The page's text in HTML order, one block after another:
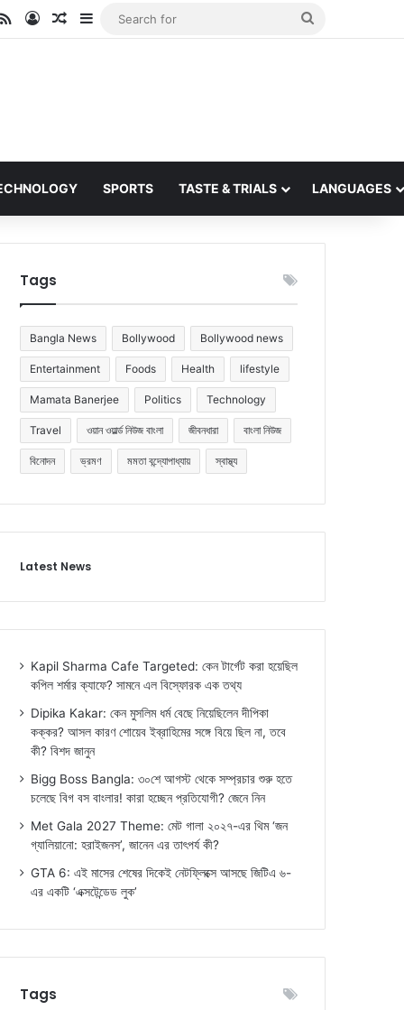
RSS Log InRandom Article
Sidebar
SPORTS TASTE & TRIALS LANGUAGES
Tags
Bangla News Bollywood Bollywood news
Entertainment Foods Health lifestyle
Mamata Banerjee Politics Technology
Travel ওয়ান ওয়ার্ল্ড নিউজ বাংলা জীবনধারা বাংলা নিউজ
বিনোদন ভ্রমণ মমতা বন্দ্যোপাধ্যায় স্বাস্থ্য
Latest News
Kapil Sharma Cafe Targeted: কেন টার্গেট করা হয়েছিল
কপিল শর্মার ক্যাফে? সামনে এল বিস্ফোরক এক তথ্য
Dipika Kakar: কেন মুসলিম ধর্ম বেছে নিয়েছিলেন দীপিকা
কক্কর? আসল কারণ শোয়েব ইব্রাহিমের সঙ্গে বিয়ে ছিল না, তবে
কী? বিশদ জানুন
Bigg Boss Bangla: ৩০শে আগস্ট থেকে সম্প্রচার শুরু হতে
চলেছে বিগ বস বাংলার! কারা হচ্ছেন প্রতিযোগী? জেনে নিন
Met Gala 2027 Theme: মেট গালা ২০২৭-এর থিম ‘জন
গ্যালিয়ানো: হরাইজনস’, জানেন এর তাৎপর্য কী?
GTA 6: এই মাসের শেষের দিকেই নেটফ্লিক্সে আসছে জিটিএ ৬-
এর একটি ‘এক্সটেন্ডেড লুক’
Tags